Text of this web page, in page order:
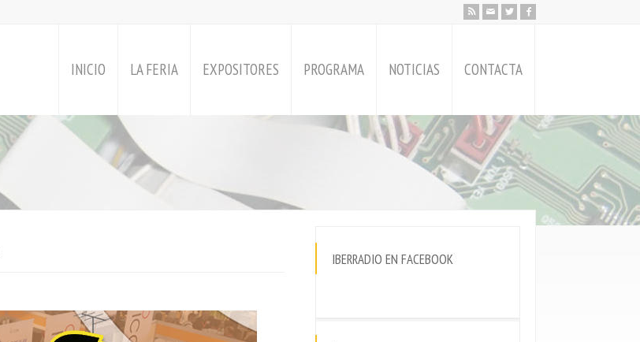
INICIO LA FERIA EXPOSITORES PROGRAMA NOTICIAS CONTACTA
IBERRADIO EN FACEBOOK